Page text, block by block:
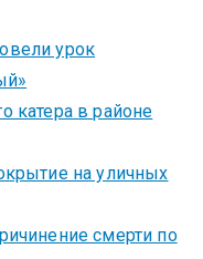
урок
катера в районе
на уличных
смерти по